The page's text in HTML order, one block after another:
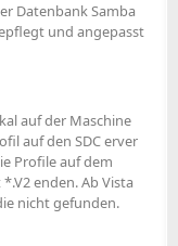
Datenbank Samba
und angepasst
auf der Maschine
auf den SDC erver
Profile auf dem
enden. Ab Vista
nicht gefunden.